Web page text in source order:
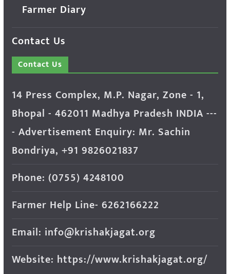
Farmer Diary
Contact Us
Contact Us
14 Press Complex, M.P. Nagar, Zone - 1,
Bhopal - 462011 Madhya Pradesh INDIA ---
- Advertisement Enquiry: Mr. Sachin
Bondriya, +91 9826021837
Phone: (0755) 4248100
Farmer Help Line- 6262166222
Email: info@krishakjagat.org
Website: https://www.krishakjagat.org/